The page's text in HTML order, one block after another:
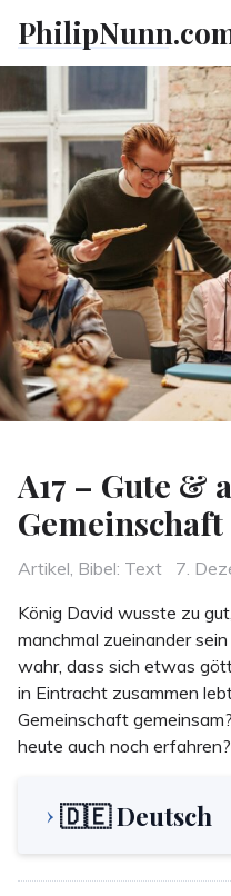
content
A17 – Gute &
Gemeinschaft
Categories
Artikel, Bibel: Text
Posted
7.
König David wusste zu
manchmal zueinander
wahr, dass sich etwas
in Eintracht zusammen
Gemeinschaft
heute auch noch
🇩🇪 Deutsch